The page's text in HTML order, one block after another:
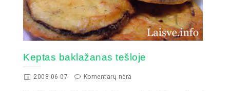
Keptas baklažanas tešloje
2008-06-07 Komentarų nėra